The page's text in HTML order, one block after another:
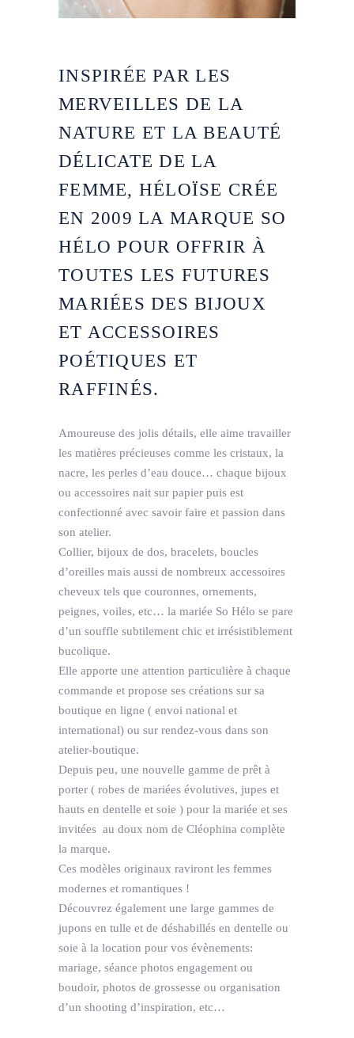
INSPIRÉE PAR LES
MERVEILLES DE LA
NATURE ET LA BEAUTÉ
DÉLICATE DE LA
FEMME, HÉLOÏSE CRÉE
EN 2009 LA MARQUE SO
HÉLO POUR OFFRIR À
TOUTES LES FUTURES
MARIÉES DES BIJOUX
ET ACCESSOIRES
POÉTIQUES ET
RAFFINÉS.
Amoureuse des jolis détails, elle aime travailler
les matières précieuses comme les cristaux, la
nacre, les perles d’eau douce… chaque bijoux
ou accessoires nait sur papier puis est
confectionné avec savoir faire et passion dans
son atelier.
Collier, bijoux de dos, bracelets, boucles
d’oreilles mais aussi de nombreux accessoires
cheveux tels que couronnes, ornements,
peignes, voiles, etc… la mariée So Hélo se pare
d’un souffle subtilement chic et irrésistiblement
bucolique.
Elle apporte une attention particulière à chaque
commande et propose ses créations sur sa
boutique en ligne ( envoi national et
international) ou sur rendez-vous dans son
atelier-boutique.
Depuis peu, une nouvelle gamme de prêt à
porter ( robes de mariées évolutives, jupes et
hauts en dentelle et soie ) pour la mariée et ses
invitées au doux nom de Cléophina complète
la marque.
Ces modèles originaux raviront les femmes
modernes et romantiques !
Découvrez également une large gammes de
jupons en tulle et de déshabillés en dentelle ou
soie à la location pour vos évènements:
mariage, séance photos engagement ou
boudoir, photos de grossesse ou organisation
d’un shooting d’inspiration, etc…